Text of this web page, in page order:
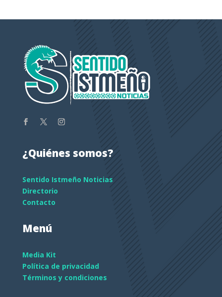
¿Quiénes somos?
Sentido Istmeño Noticias
Directorio
Contacto
Menú
Media Kit
Política de privacidad
Términos y condiciones